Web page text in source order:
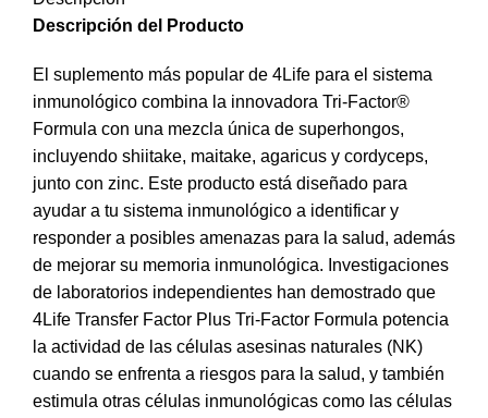
Descripción del Producto
El suplemento más popular de 4Life para el sistema
inmunológico combina la innovadora Tri-Factor®
Formula con una mezcla única de superhongos,
incluyendo shiitake, maitake, agaricus y cordyceps,
junto con zinc. Este producto está diseñado para
ayudar a tu sistema inmunológico a identificar y
responder a posibles amenazas para la salud, además
de mejorar su memoria inmunológica. Investigaciones
de laboratorios independientes han demostrado que
4Life Transfer Factor Plus Tri-Factor Formula potencia
la actividad de las células asesinas naturales (NK)
cuando se enfrenta a riesgos para la salud, y también
estimula otras células inmunológicas como las células